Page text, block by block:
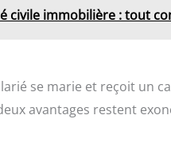
civile immobilière : tout
se marie et reçoit un
avantages restent